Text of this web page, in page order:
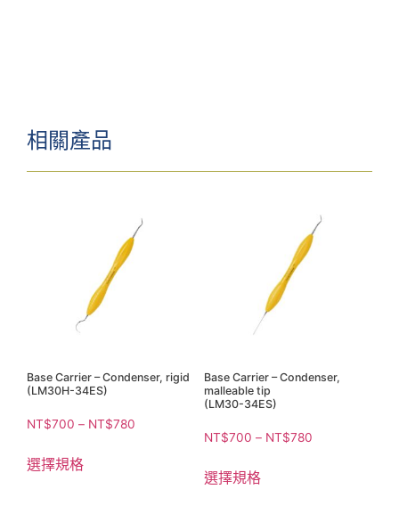
相關產品
Base Carrier – Condenser, rigid
(LM30H-34ES)
NT$700 – NT$780
選擇規格
Base Carrier – Condenser,
malleable tip
(LM30-34ES)
NT$700 – NT$780
選擇規格